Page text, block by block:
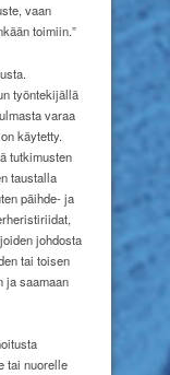
vaan
toimiin.”
työntekijällä
varaa
käytetty.
tutkimusten
taustalla
päihde- ja
johdosta
tai toisen
ja saamaan
tai nuorelle